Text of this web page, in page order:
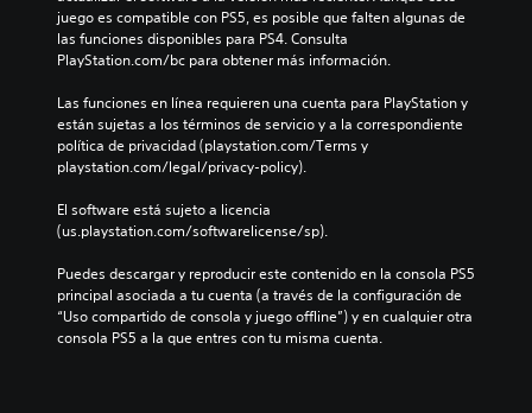
juego es compatible con PS5, es posible que falten algunas de
las funciones disponibles para PS4. Consulta
PlayStation.com/bc para obtener más información.
Las funciones en línea requieren una cuenta para PlayStation y
están sujetas a los términos de servicio y a la correspondiente
política de privacidad (playstation.com/Terms y
playstation.com/legal/privacy-policy).
El software está sujeto a licencia
(us.playstation.com/softwarelicense/sp).
Puedes descargar y reproducir este contenido en la consola PS5
principal asociada a tu cuenta (a través de la configuración de
“Uso compartido de consola y juego offline”) y en cualquier otra
consola PS5 a la que entres con tu misma cuenta.